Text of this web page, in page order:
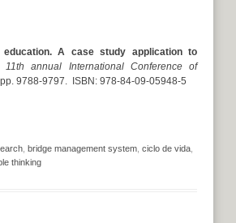
education. A case study application to
11th annual International Conference of
9788-9797. ISBN: 978-84-09-05948-5
, bridge management system, ciclo de vida,
thinking